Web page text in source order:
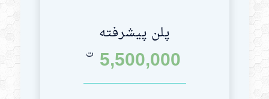
پلن پیشرفته
5,500,000 ت